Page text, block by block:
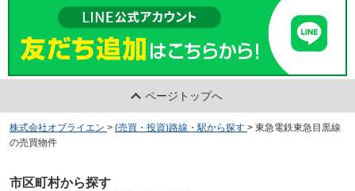
ページトップへ
株式会社オブライエン > (売買・投資)路線・駅から探す > 東急電鉄東急目黒線
の売買物件
市区町村から探す